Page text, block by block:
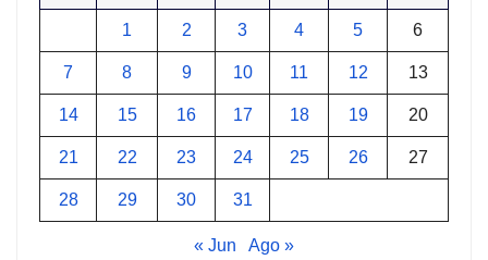
1 2 3 4 5 6
7 8 9 10 11 12 13
14 15 16 17 18 19 20
21 22 23 24 25 26 27
28 29 30 31
« Jun Ago »